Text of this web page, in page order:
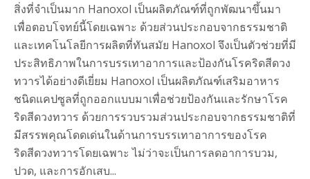
สิ่งที่จำเป็นมาก Hanoxol เป็นผลิตภัณฑ์ที่ถูกพัฒนาขึ้นมา
เพื่อตอบโจทย์นี้โดยเฉพาะ ด้วยส่วนประกอบจากธรรมชาติ
และเทคโนโลยีการผลิตที่ทันสมัย Hanoxol จึงเป็นตัวช่วยที่มี
ประสิทธิภาพในการบรรเทาอาการและป้องกันโรคริดสีดวง
ทวารได้อย่างดีเยี่ยม Hanoxol เป็นผลิตภัณฑ์เสริมอาหาร
ชนิดแคปซูลที่ถูกออกแบบมาเพื่อช่วยป้องกันและรักษาโรค
ริดสีดวงทวาร ด้วยการรวบรวมส่วนประกอบจากธรรมชาติที่
มีสรรพคุณโดดเด่นในด้านการบรรเทาอาการของโรค
ริดสีดวงทวารโดยเฉพาะ ไม่ว่าจะเป็นการลดอาการบวม,
ปวด, และการอักเสบ...